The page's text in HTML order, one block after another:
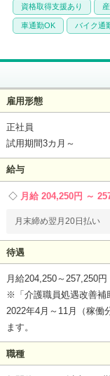
資格取得支援あり
車通勤OK バイク通
雇用形態
正社員
試用期間3カ月～
給与
月給 204,250円 ～
月末締め翌月20日払い
待遇
月給204,250～257,250円
※「介護職員処遇改善補
2022年4月～11月（稼働
ます。
職種